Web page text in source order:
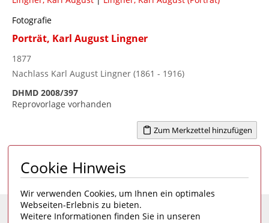
Fotografie
Porträt, Karl August Lingner
1877
Nachlass Karl August Lingner (1861 - 1916)
DHMD 2008/397
Reprovorlage vorhanden
Zum Merkzettel hinzufügen
Seite 1 von 12 1 2 3 4 ... 12 >
Cookie Hinweis
Wir verwenden Cookies, um Ihnen ein optimales
Webseiten-Erlebnis zu bieten.
Weitere Informationen finden Sie in unseren